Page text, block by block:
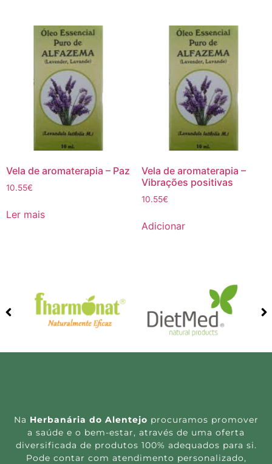
Vela de aromaterapia – Paz
10.55€
Ler mais
Vela de aromaterapia –
Vibrações positivas
10.55€
Adicionar
Na Herbanária do Alentejo procuramos promover
a saúde e o bem-estar, através de uma oferta
diversificada de produtos 100% adequados para si.
Pode contar com atendimento personalizado,